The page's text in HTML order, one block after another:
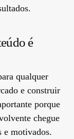
é
qualquer
e construir
porque
chegue
​​e motivados.